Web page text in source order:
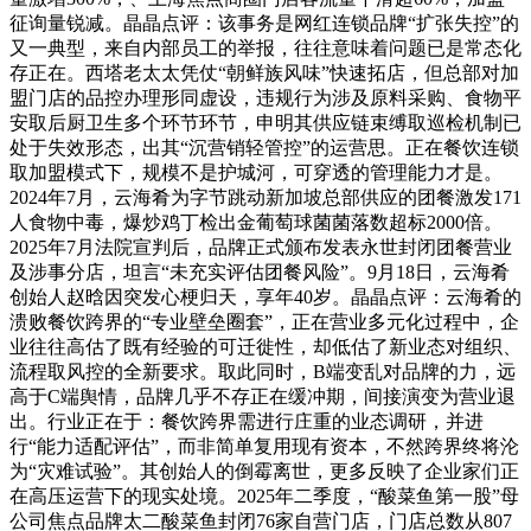
征询量锐减。晶晶点评：该事务是网红连锁品牌“扩张失控”的
又一典型，来自内部员工的举报，往往意味着问题已是常态化
存正在。西塔老太太凭仗“朝鲜族风味”快速拓店，但总部对加
盟门店的品控办理形同虚设，违规行为涉及原料采购、食物平
安取后厨卫生多个环节环节，申明其供应链束缚取巡检机制已
处于失效形态，出其“沉营销轻管控”的运营思。正在餐饮连锁
取加盟模式下，规模不是护城河，可穿透的管理能力才是。
2024年7月，云海肴为字节跳动新加坡总部供应的团餐激发171
人食物中毒，爆炒鸡丁检出金葡萄球菌菌落数超标2000倍。
2025年7月法院宣判后，品牌正式颁布发表永世封闭团餐营业
及涉事分店，坦言“未充实评估团餐风险”。9月18日，云海肴
创始人赵晗因突发心梗归天，享年40岁。晶晶点评：云海肴的
溃败餐饮跨界的“专业壁垒圈套”，正在营业多元化过程中，企
业往往高估了既有经验的可迁徙性，却低估了新业态对组织、
流程取风控的全新要求。取此同时，B端变乱对品牌的力，远
高于C端舆情，品牌几乎不存正在缓冲期，间接演变为营业退
出。行业正在于：餐饮跨界需进行庄重的业态调研，并进
行“能力适配评估”，而非简单复用现有资本，不然跨界终将沦
为“灾难试验”。其创始人的倒霉离世，更多反映了企业家们正
在高压运营下的现实处境。2025年二季度，“酸菜鱼第一股”母
公司焦点品牌太二酸菜鱼封闭76家自营门店，门店总数从807